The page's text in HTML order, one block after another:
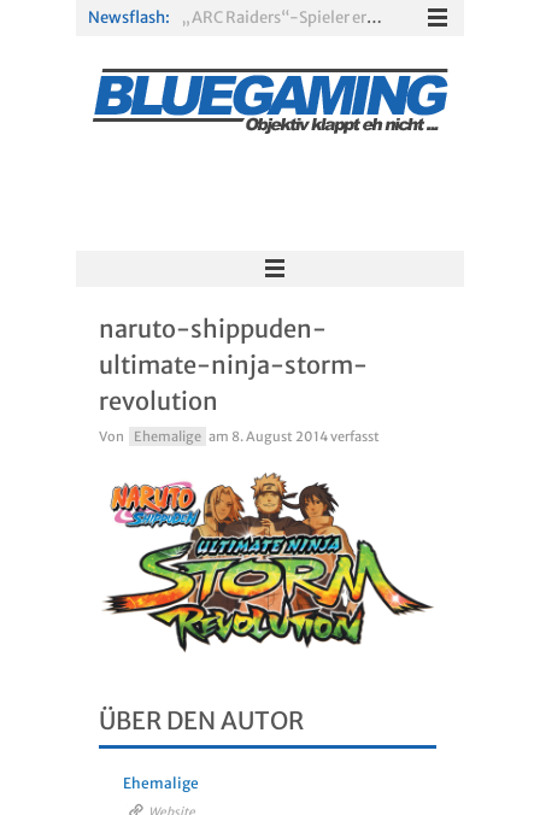
Newsflash:
„ARC Raiders“-Spieler erhalten exklusives Outfit für „The Finals“
PS5-Disc vor dem Aus: Warum der Fan-Protest gegen Sony ins Leere läuft
„Borderlands 4“ trifft „Subnautica“: Kostenloses Update schickt euch in die Tiefsee
Xbox Game Pass: Diese neuen Spiele erscheinen im August 2026
naruto-shippuden-
ultimate-ninja-storm-
revolution
Von Ehemalige am 8. August 2014verfasst
ÜBER DEN AUTOR
Ehemalige